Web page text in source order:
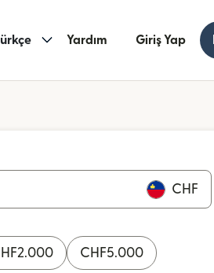
Yardım Giriş Yap
CHF
2.000 CHF5.000